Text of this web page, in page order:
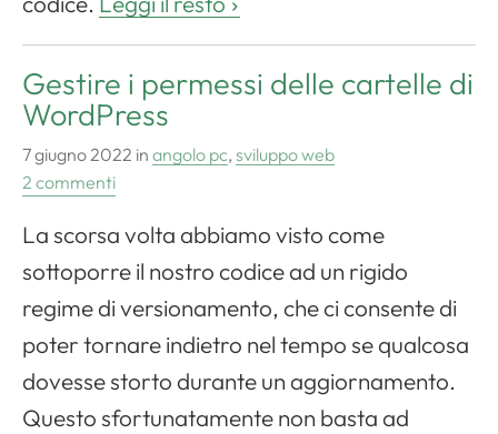
Gestire i permessi delle cartelle di
WordPress
7 giugno 2022 in angolo pc, sviluppo web
2 commenti
La scorsa volta abbiamo visto come
sottoporre il nostro codice ad un rigido
regime di versionamento, che ci consente di
poter tornare indietro nel tempo se qualcosa
dovesse storto durante un aggiornamento.
Questo sfortunatamente non basta ad